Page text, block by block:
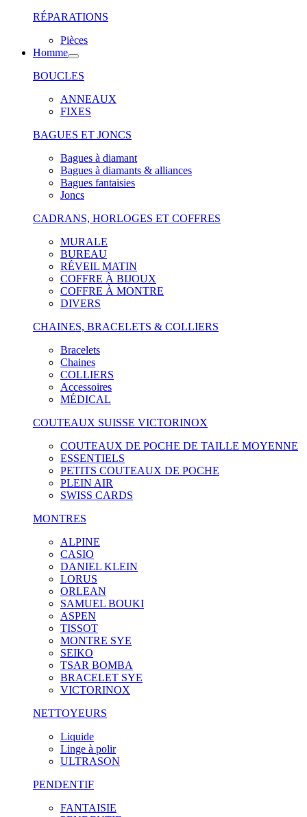
RÉPARATIONS
Pièces
Homme
BOUCLES
ANNEAUX
FIXES
BAGUES ET JONCS
Bagues à diamant
Bagues à diamants & alliances
Bagues fantaisies
Joncs
CADRANS, HORLOGES ET COFFRES
MURALE
BUREAU
RÉVEIL MATIN
COFFRE À BIJOUX
COFFRE À MONTRE
DIVERS
CHAINES, BRACELETS & COLLIERS
Bracelets
Chaines
COLLIERS
Accessoires
MÉDICAL
COUTEAUX SUISSE VICTORINOX
COUTEAUX DE POCHE DE TAILLE MOYENNE
ESSENTIELS
PETITS COUTEAUX DE POCHE
PLEIN AIR
SWISS CARDS
MONTRES
ALPINE
CASIO
DANIEL KLEIN
LORUS
ORLEAN
SAMUEL BOUKI
ASPEN
TISSOT
MONTRE SYE
SEIKO
TSAR BOMBA
BRACELET SYE
VICTORINOX
NETTOYEURS
Liquide
Linge à polir
ULTRASON
PENDENTIF
FANTAISIE